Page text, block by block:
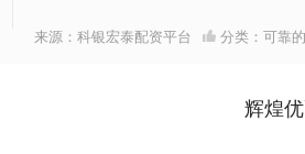
来源：科银宏泰配资平台 分类： 可靠
辉煌